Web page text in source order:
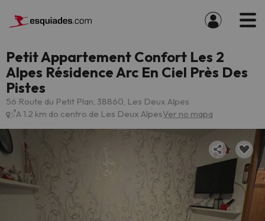
Petit Appartement Confort Les 2
Alpes Résidence Arc En Ciel Près Des
Pistes
56 Route du Petit Plan, 38860, Les Deux Alpes
A 1.2 km do centro de Les Deux AlpesVer no mapa